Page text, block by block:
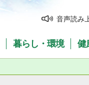
音声読み
暮らし・環境 健